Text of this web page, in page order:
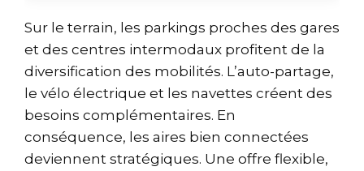
Sur le terrain, les parkings proches des gares
et des centres intermodaux profitent de la
diversification des mobilités. L’auto-partage,
le vélo électrique et les navettes créent des
besoins complémentaires. En
conséquence, les aires bien connectées
deviennent stratégiques. Une offre flexible,